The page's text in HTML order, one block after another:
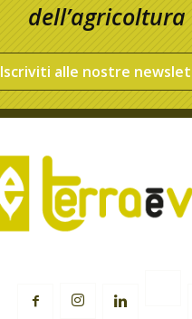
dell’agricoltura
Iscriviti alle nostre